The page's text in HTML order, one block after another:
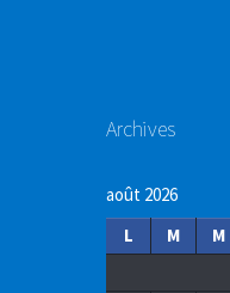
Archives
août 2026
L
M M